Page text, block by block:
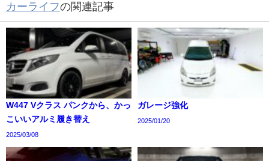
カーライフの関連記事
W447 Vクラス パンクから、かっ
こいいアルミ履き替え
2025/03/08
ガレージ強化
2025/01/20